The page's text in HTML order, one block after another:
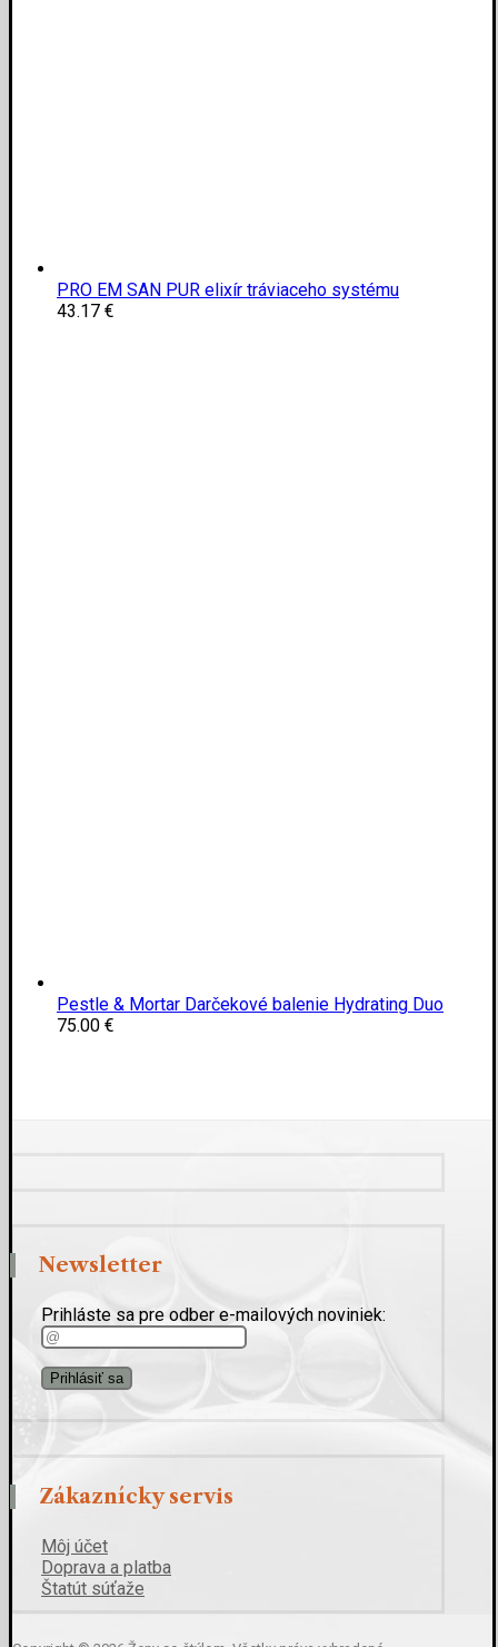
PRO EM SAN PUR elixír tráviaceho systému
43.17 €
Pestle & Mortar Darčekové balenie Hydrating Duo
75.00 €
Newsletter
Prihláste sa pre odber e-mailových noviniek:
Zákaznícky servis
Môj účet
Doprava a platba
Štatút súťaže